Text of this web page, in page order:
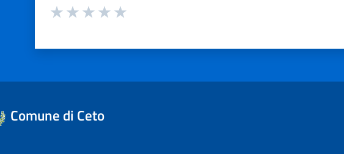
Valuta da 1 a 5 stelle la pagina
Comune di Ceto